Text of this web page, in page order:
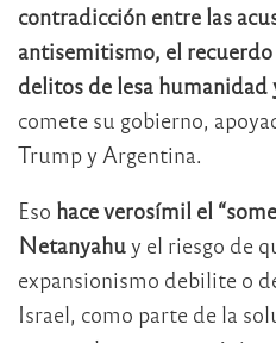
contradicción entre las
antisemitismo, el
delitos de lesa humanidad
comete su gobierno,
Trump y Argentina.
Eso hace verosímil el
Netanyahu y el riesgo de
expansionismo debilite o
Israel, como parte de la